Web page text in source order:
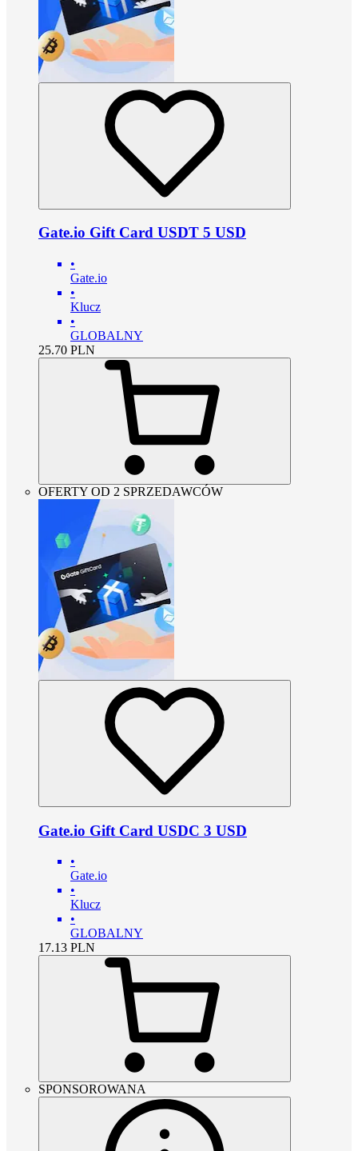
Gate.io Gift Card USDT 5 USD
•
Gate.io
•
Klucz
•
GLOBALNY
25.70 PLN
OFERTY OD 2 SPRZEDAWCÓW
Gate.io Gift Card USDC 3 USD
•
Gate.io
•
Klucz
•
GLOBALNY
17.13 PLN
SPONSOROWANA